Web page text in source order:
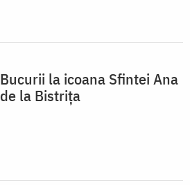
Bucurii la icoana Sfintei Ana
de la Bistrița